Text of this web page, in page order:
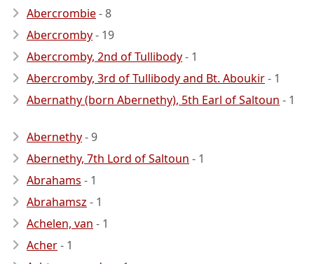
Abercrombie- 8
Abercromby- 19
Abercromby, 2nd of Tullibody- 1
Abercromby, 3rd of Tullibody and Bt. Aboukir- 1
Abernathy (born Abernethy), 5th Earl of Saltoun - 1
Abernethy- 9
Abernethy, 7th Lord of Saltoun - 1
Abrahams - 1
Abrahamsz - 1
Achelen, van - 1
Acher- 1